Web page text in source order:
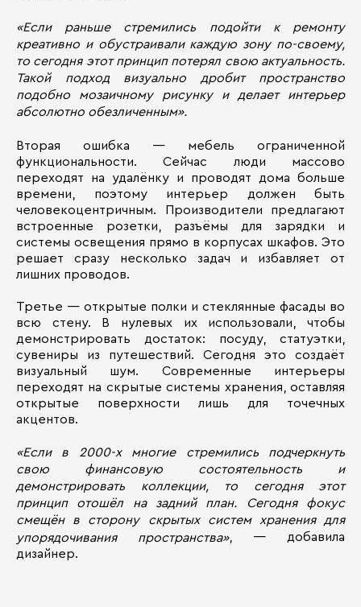
«Если раньше стремились подойти к ремонту
креативно и обустраивали каждую зону по-своему,
то сегодня этот принцип потерял свою актуальность.
Такой подход визуально дробит пространство
подобно мозаичному рисунку и делает интерьер
абсолютно обезличенным».
Вторая ошибка — мебель ограниченной
функциональности. Сейчас люди массово
переходят на удалёнку и проводят дома больше
времени, поэтому интерьер должен быть
человекоцентричным. Производители предлагают
встроенные розетки, разъёмы для зарядки и
системы освещения прямо в корпусах шкафов. Это
решает сразу несколько задач и избавляет от
лишних проводов.
Третье — открытые полки и стеклянные фасады во
всю стену. В нулевых их использовали, чтобы
демонстрировать достаток: посуду, статуэтки,
сувениры из путешествий. Сегодня это создаёт
визуальный шум. Современные интерьеры
переходят на скрытые системы хранения, оставляя
открытые поверхности лишь для точечных
акцентов.
«Если в 2000-х многие стремились подчеркнуть
свою финансовую состоятельность и
демонстрировать коллекции, то сегодня этот
принцип отошёл на задний план. Сегодня фокус
смещён в сторону скрытых систем хранения для
упорядочивания пространства», — добавила
дизайнер.